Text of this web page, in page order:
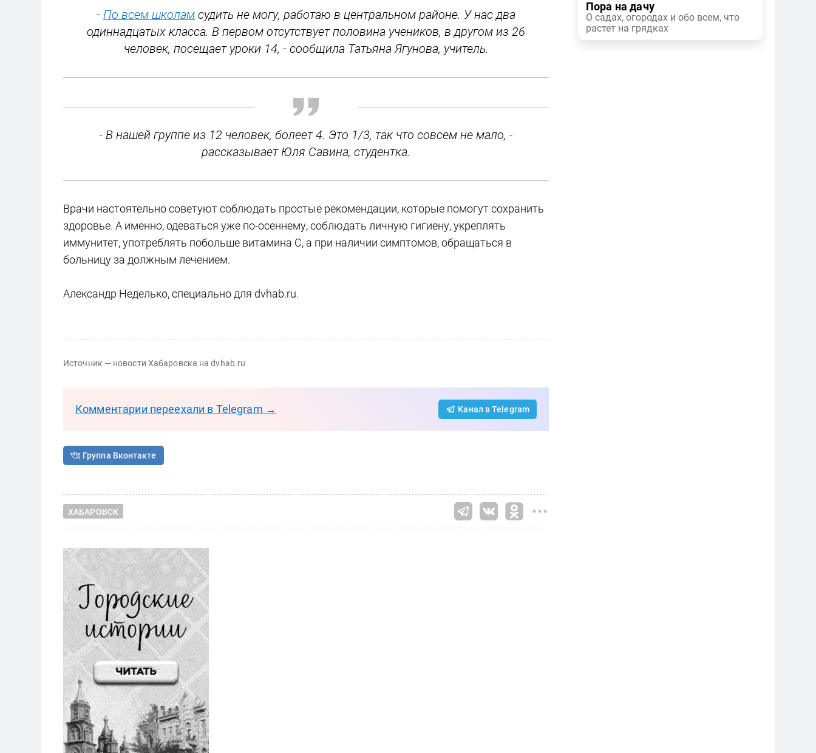
- По всем школам судить не могу, работаю в центральном районе. У нас два
одиннадцатых класса. В первом отсутствует половина учеников, в другом из 26
человек, посещает уроки 14, - сообщила Татьяна Ягунова, учитель.
- В нашей группе из 12 человек, болеет 4. Это 1/3, так что совсем не мало, -
рассказывает Юля Савина, студентка.
Врачи настоятельно советуют соблюдать простые рекомендации, которые помогут сохранить
здоровье. А именно, одеваться уже по-осеннему, соблюдать личную гигиену, укреплять
иммунитет, употреблять побольше витамина С, а при наличии симптомов, обращаться в
больницу за должным лечением.
Александр Неделько, специально для dvhab.ru.
Источник — новости Хабаровска на dvhab.ru
Комментарии переехали в Telegram → Канал в Telegram
Группа Вконтакте
ХАБАРОВСК
Пора на дачу
О садах, огородах и обо всем, что
растет на грядках